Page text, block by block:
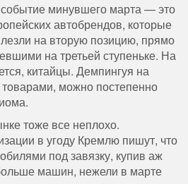
минувшего марта — это
автобрендов, которые
на вторую позицию, прямо
на третьей ступеньке. На
китайцы. Демпингуя на
можно постепенно
тоже все неплохо.
в угоду Кремлю пишут, что
под завязку, купив аж
машин, нежели в марте